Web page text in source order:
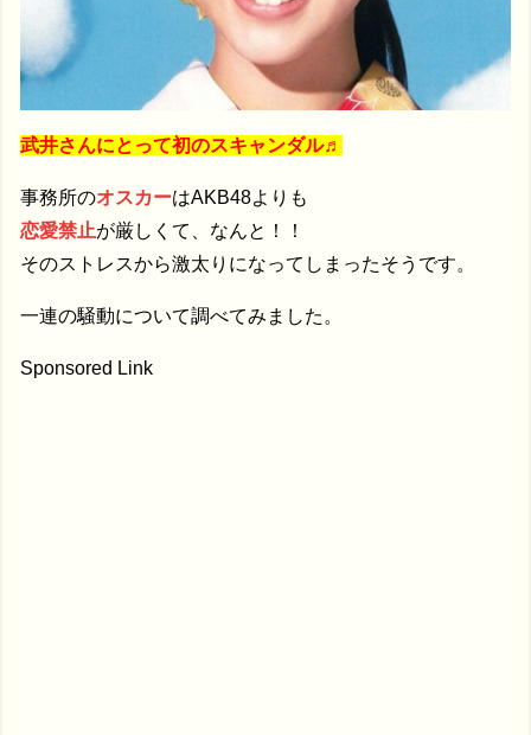
武井さんにとって初のスキャンダル♬
事務所のオスカーはAKB48よりも
恋愛禁止が厳しくて、なんと！！
そのストレスから激太りになってしまったそうです。
一連の騒動について調べてみました。
Sponsored Link